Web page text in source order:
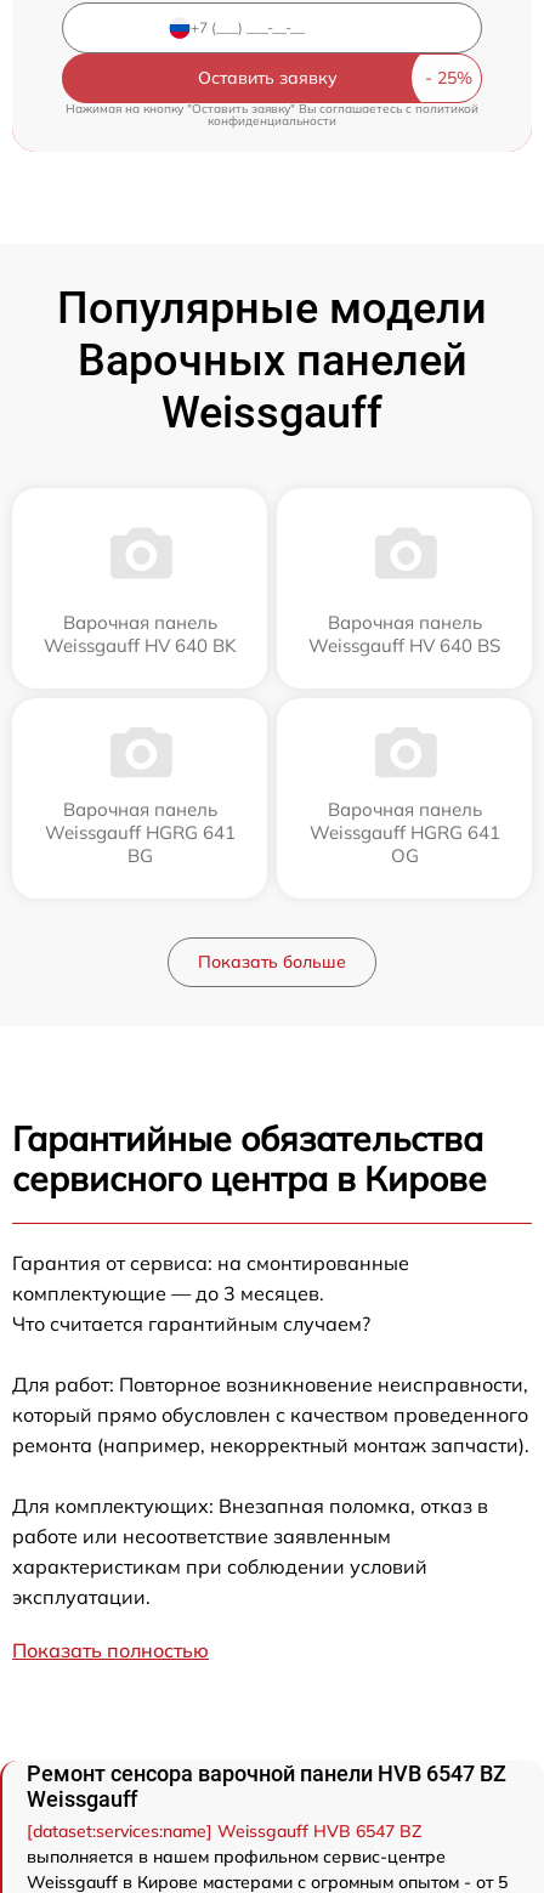
Оставить заявку
Нажимая на кнопку "Оставить заявку" Вы соглашаетесь cполитикой
конфиденциальности
Популярные модели
Варочных панелей
Weissgauff
Варочная панель
Weissgauff HV 640 BK
Варочная панель
Weissgauff HV 640 BS
Варочная панель
Weissgauff HGRG 641
BG
Варочная панель
Weissgauff HGRG 641
OG
Показать больше
Гарантийные обязательства
сервисного центра в Кирове
Гарантия от сервиса: на смонтированные
комплектующие — до 3 месяцев.
Что считается гарантийным случаем?
Для работ: Повторное возникновение неисправности,
который прямо обусловлен с качеством проведенного
ремонта (например, некорректный монтаж запчасти).
Для комплектующих: Внезапная поломка, отказ в
работе или несоответствие заявленным
характеристикам при соблюдении условий
эксплуатации.
Показать полностью
Ремонт сенсора варочной панели HVB 6547 BZ
Weissgauff
[dataset:services:name] Weissgauff HVB 6547 BZ
выполняется в нашем профильном сервис-центре
Weissgauff в Кирове мастерами с огромным опытом - от 5